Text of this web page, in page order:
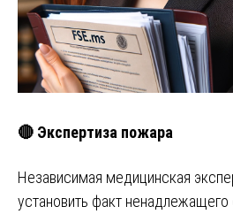
🔴 Экспертиза пожара
Независимая медицинская
установить факт ненадлежащего